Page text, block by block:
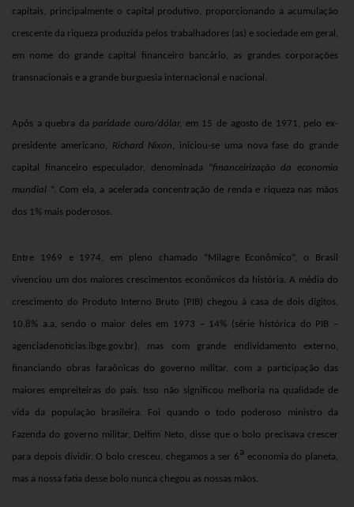
capitais, principalmente o capital produtivo, proporcionando a acumulação
crescente da riqueza produzida pelos trabalhadores (as) e sociedade em geral,
em nome do grande capital financeiro bancário, as grandes corporações
transnacionais e a grande burguesia internacional e nacional.
Após a quebra daparidade ouro/dólar, em 15 de agosto de 1971, pelo ex-
presidente americano, Richard Nixon, iniciou-se uma nova fase do grande
capital financeiro especulador, denominada “financeirização da economia
mundial “. Com ela, a acelerada concentração de renda e riqueza nas mãos
dos 1% mais poderosos.
Entre 1969 e 1974, em pleno chamado “Milagre Econômico”, o Brasil
vivenciou um dos maiores crescimentos econômicos da história. A média do
crescimento do Produto Interno Bruto (PIB) chegou à casa de dois dígitos,
10,8% a.a, sendo o maior deles em 1973 – 14% (série histórica do PIB –
agenciadenoticias.ibge.gov.br), mas com grande endividamento externo,
financiando obras faraônicas do governo militar, com a participação das
maiores empreiteiras do país. Isso não significou melhoria na qualidade de
vida da população brasileira. Foi quando o todo poderoso ministro da
Fazenda do governo militar, Delfim Neto, disse que o bolo precisava crescer
para depois dividir. O bolo cresceu, chegamos a ser 6a economia do planeta,
mas a nossa fatia desse bolo nunca chegou as nossas mãos.